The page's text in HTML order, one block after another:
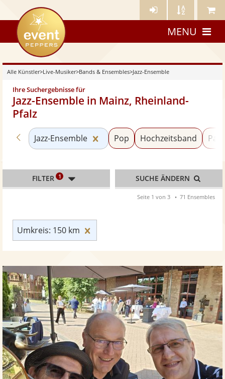
Künstler- Künstler Meine
eventpeppers
MENU
Alle Künstler>Live-Musiker>Bands & Ensembles>Jazz-Ensemble
Ihre Suchergebnisse für
Jazz-Ensemble in Mainz, Rheinland-
Pfalz
Zurück zu «Bands & Ensembles»
Jazz-Ensemble Kategorie «Jazz-Ensemble»
Pop Hochzeitsband
Umkreis: 150 km
FILTER 1 SUCHE ÄNDERN
Seite 1 von 3 71 Ensembles